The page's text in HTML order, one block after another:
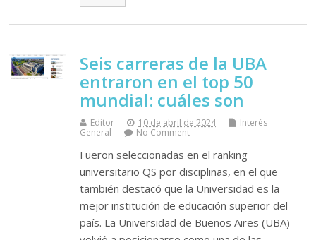
Seis carreras de la UBA
entraron en el top 50
mundial: cuáles son
Editor 10 de abril de 2024
Interés
General
No Comment
Fueron seleccionadas en el ranking
universitario QS por disciplinas, en el que
también destacó que la Universidad es la
mejor institución de educación superior del
país. La Universidad de Buenos Aires (UBA)